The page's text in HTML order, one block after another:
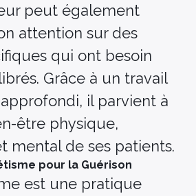
peut également
attention sur des
qui ont besoin
Grâce à un travail
il parvient à
être physique,
mental de ses patients.
pour la Guérison
est une pratique